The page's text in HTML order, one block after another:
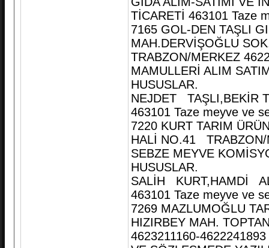
TİCARETİ 463101 Taze
7165 GOL-DEN TAŞLI
MAH.DERVİŞOĞLU
TRABZON/MERKEZ
MAMULLERİ ALIM
HUSUSLAR.
NEJDET TAŞLI,BEKİR
463101 Taze meyve ve
7220 KURT TARIM
HALİ NO.41 TRABZON/
SEBZE MEYVE
HUSUSLAR.
SALİH KURT,HAMDİ
463101 Taze meyve ve
7269 MAZLUMOĞLU
HIZIRBEY MAH.
4623211160-